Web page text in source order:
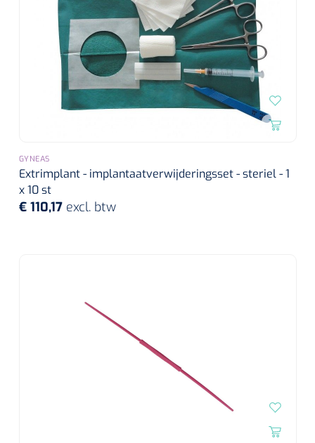
GYNEAS
Extrimplant - implantaatverwijderingsset - steriel - 1
x 10 st
€ 110,17 excl. btw